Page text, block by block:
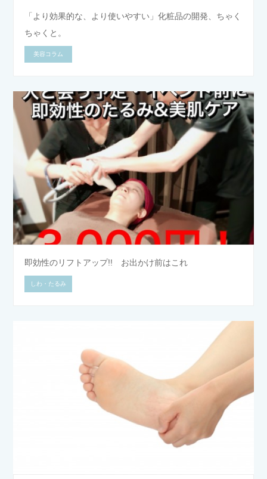
「より効果的な、より使いやすい」化粧品の開発、ちゃく
ちゃくと。
美容コラム
即効性のリフトアップ!! お出かけ前はこれ
しわ・たるみ